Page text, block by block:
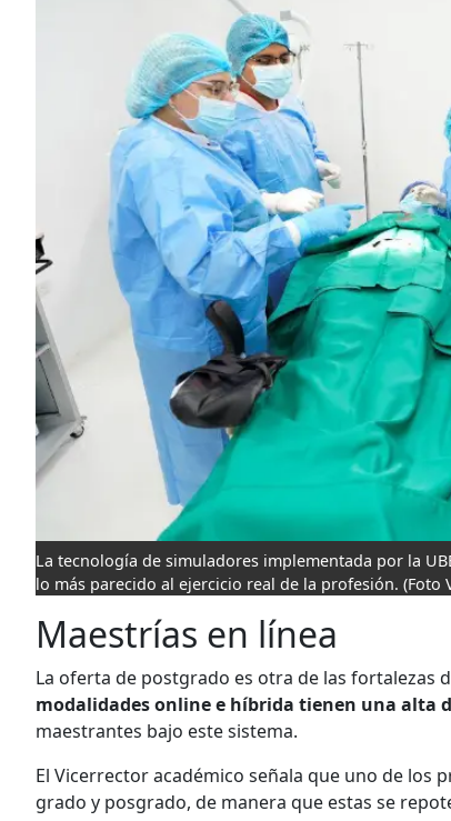
La tecnología de simuladores implementada por la
lo más parecido al ejercicio real de la profesión. (Foto
Maestrías en línea
La oferta de postgrado es otra de las fortalezas
modalidades online e híbrida tienen una alta
maestrantes bajo este sistema.
El Vicerrector académico señala que uno de los
grado y posgrado, de manera que estas se